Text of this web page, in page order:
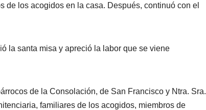
los acogidos en la casa. Después, continuó con el
la santa misa y apreció la labor que se viene
de la Consolación, de San Francisco y Ntra. Sra.
familiares de los acogidos, miembros de